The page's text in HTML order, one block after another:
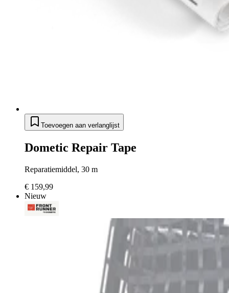
Toevoegen aan verlanglijst
Dometic Repair Tape
Reparatiemiddel, 30 m
€ 159,99
Nieuw